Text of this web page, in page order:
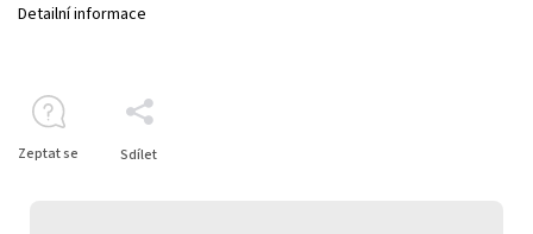
Detailní informace
Zeptat se Sdílet